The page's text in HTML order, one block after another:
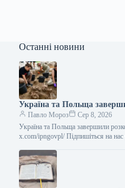
Останні новини
Україна та Польща
Павло Мороз
Сер 8, 2026
Україна та Польща завершили
x.com/ipngovpl/ Підпишіться на